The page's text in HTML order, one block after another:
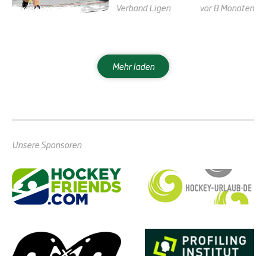
VerbandLigen vor 8 Monaten
Mehr laden
Unsere Sponsoren